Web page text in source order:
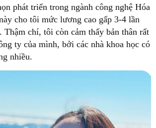
phát triển trong ngành công nghệ Hóa
cho tôi mức lương cao gấp 3-4 lần
chí, tôi còn cảm thấy bản thân rất
ty của mình, bởi các nhà khoa học có
nhiều.